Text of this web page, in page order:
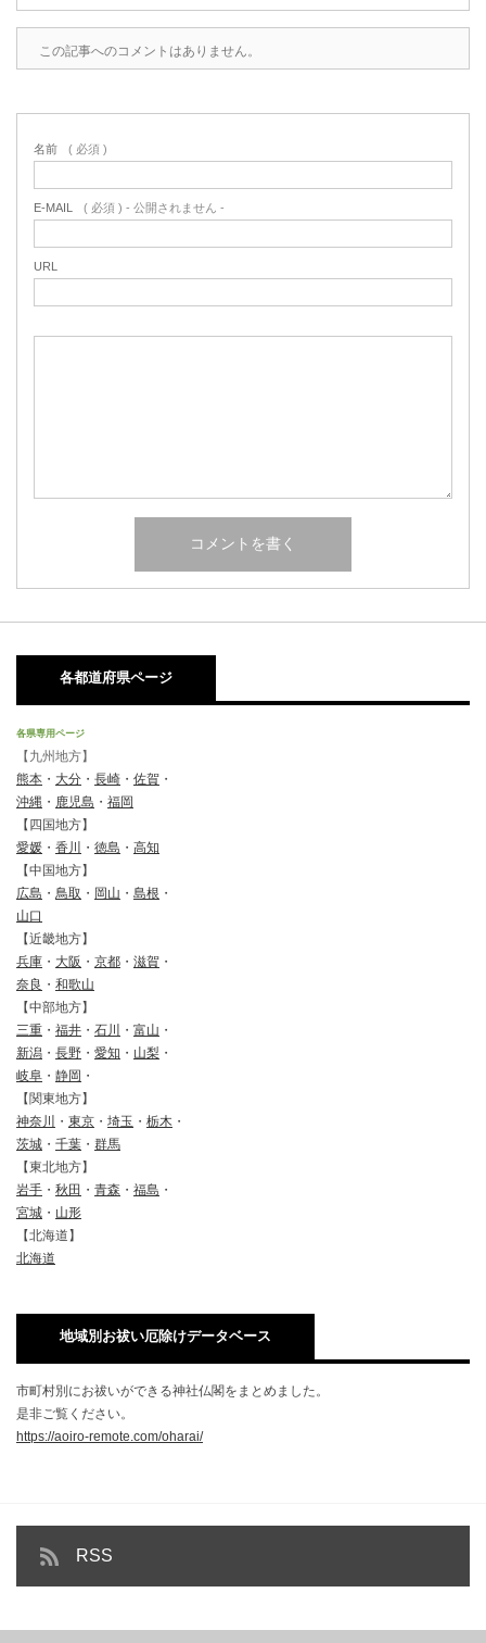
この記事へのコメントはありません。
名前 ( 必須 )
E-MAIL ( 必須 ) - 公開されません -
URL
各都道府県ページ
各県専用ページ
【九州地方】
熊本 ・ 大分 ・ 長崎 ・ 佐賀 ・
沖縄 ・ 鹿児島 ・ 福岡
【四国地方】
愛媛 ・ 香川 ・ 徳島 ・ 高知
【中国地方】
広島 ・ 鳥取 ・ 岡山 ・ 島根 ・
山口
【近畿地方】
兵庫 ・ 大阪 ・ 京都 ・ 滋賀 ・
奈良 ・ 和歌山
【中部地方】
三重 ・ 福井 ・ 石川 ・ 富山 ・
新潟 ・ 長野 ・ 愛知 ・ 山梨 ・
岐阜 ・ 静岡 ・
【関東地方】
神奈川
・ 東京 ・ 埼玉 ・ 栃木 ・
茨城 ・ 千葉 ・ 群馬
【東北地方】
岩手 ・ 秋田 ・ 青森 ・ 福島 ・
宮城 ・ 山形
【北海道】
北海道
地域別お祓い厄除けデータベース
市町村別にお祓いができる神社仏閣をまとめました。
是非ご覧ください。
https://aoiro-remote.com/oharai/
RSS